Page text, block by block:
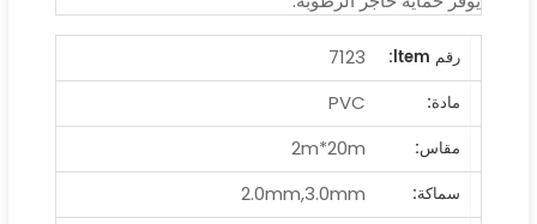
رقم ltem:
7123
مادة:
PVC
مقاس:
2m*20m
سماكة:
2.0mm,3.0mm